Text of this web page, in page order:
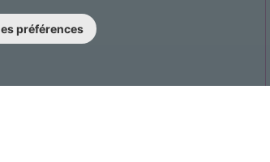
préférences